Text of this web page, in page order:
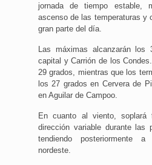
jornada de tiempo estable,
ascenso de las temperaturas y
gran parte del día.
Las máximas alcanzarán
capital y Carrión de los
29 grados, mientras que los
los 27 grados en Cervera de
en Aguilar de Campoo.
En cuanto al viento, soplará
dirección variable durante las
tendiendo posteriormente
nordeste.